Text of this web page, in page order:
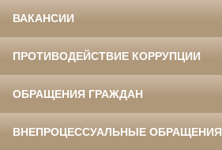
ВАКАНСИИ
ПРОТИВОДЕЙСТВИЕ КОРРУПЦИИ
ОБРАЩЕНИЯ ГРАЖДАН
ВНЕПРОЦЕССУАЛЬНЫЕ ОБРАЩЕНИЯ